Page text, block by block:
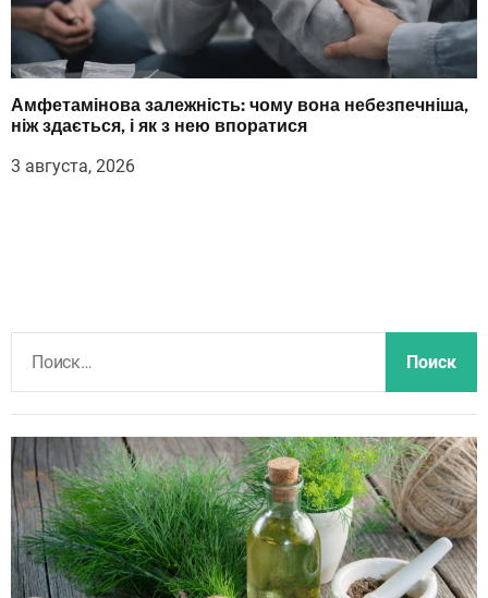
Амфетамінова залежність: чому вона небезпечніша,
ніж здається, і як з нею впоратися
3 августа, 2026
й
и
: